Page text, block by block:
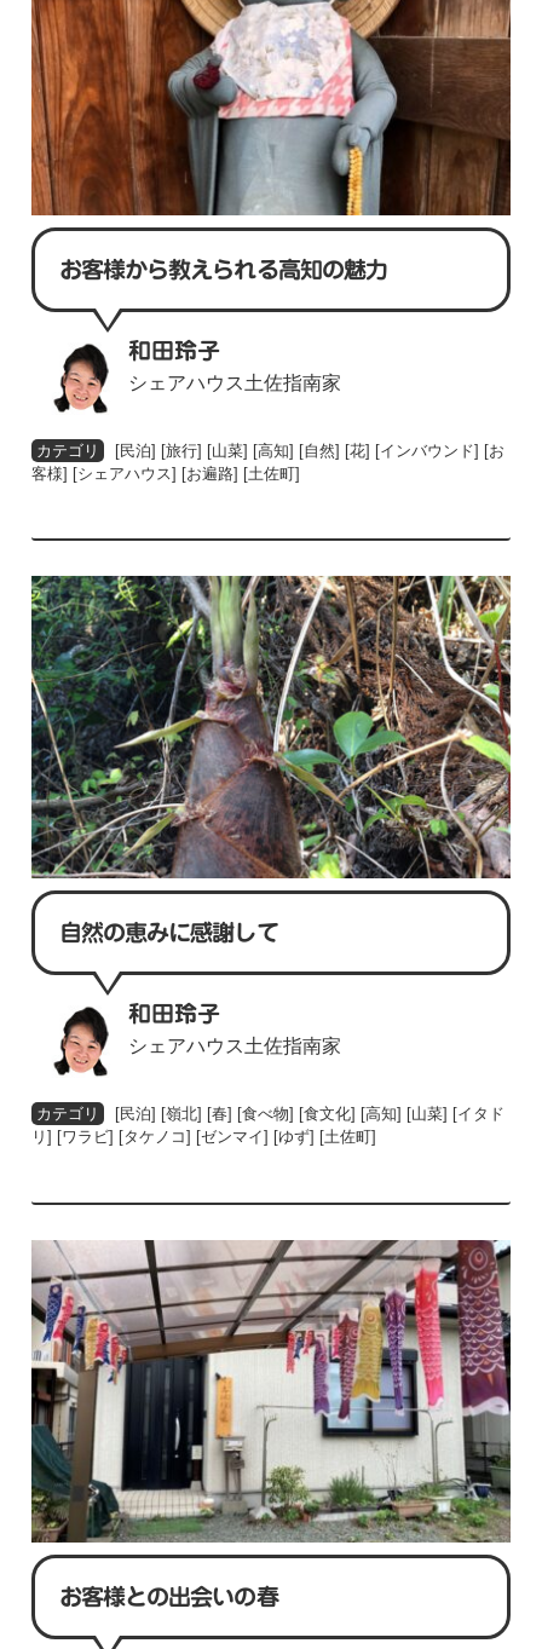
お客様から教えられる高知の魅力
和田玲子
シェアハウス土佐指南家
[民泊] [旅行] [山菜] [高知] [自然] [花] [インバウンド] [お
客様] [シェアハウス] [お遍路] [土佐町]
自然の恵みに感謝して
和田玲子
シェアハウス土佐指南家
[民泊] [嶺北] [春] [食べ物] [食文化] [高知] [山菜] [イタド
リ] [ワラビ] [タケノコ] [ゼンマイ] [ゆず] [土佐町]
お客様との出会いの春